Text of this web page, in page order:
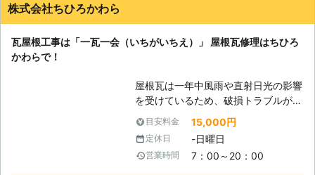
絡下さい。過度の営業はせず、必要以
意してお待ちしております。現場調査
は基本無料ですので、ご不明点がある
場合につきましてもスタッフまで何な
りとお申し付けください。
かったですね！水漏れもそれ以降は起きなくなったので満足で
す！
石川県 金沢市 2016年12月27日
株式会社ちひろかわら
瓦屋根工事は「一瓦一会（いちがいちえ）」 屋根瓦修理はちひろ
かわらで！
屋根瓦は一年中風雨や直射日光の影響
を受けているため、破損トラブルが起
こりやすいのではないでしょうか？大
切なお住まいを守る屋根瓦が傷んだり
壊れたりしてしまうと、「出来るだけ
早く直したい」と考える方も多くいら
目安料金 15,000円
定休日 -日曜日
営業時間 7：00～20：00